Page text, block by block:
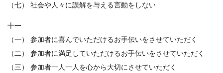
（七） 社会や人々に誤解を与える言動をしない
十一
（一） 参加者に喜んでいただけるお手伝いをさせていただく
（二） 参加者に満足していただけるお手伝いをさせていただく
（三） 参加者一人一人を心から大切にさせていただく